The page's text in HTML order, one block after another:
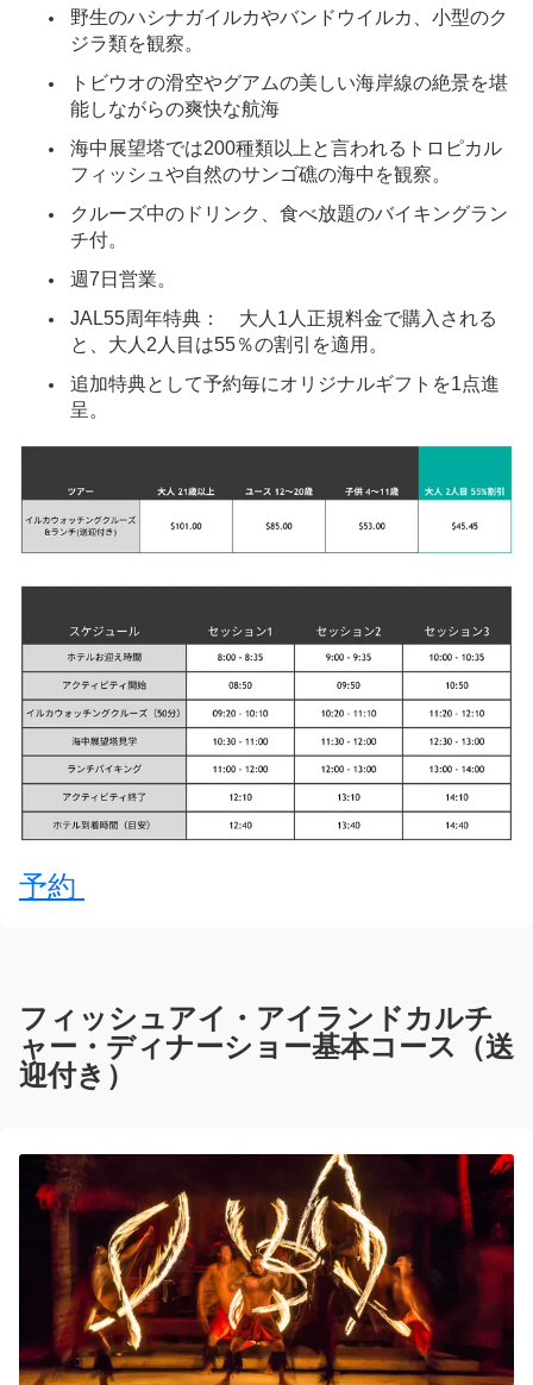
野生のハシナガイルカやバンドウイルカ、小型のク
ジラ類を観察。
トビウオの滑空やグアムの美しい海岸線の絶景を堪
能しながらの爽快な航海
海中展望塔では200種類以上と言われるトロピカル
フィッシュや自然のサンゴ礁の海中を観察。
クルーズ中のドリンク、食べ放題のバイキングラン
チ付。
週7日営業。
JAL55周年特典： 大人1人正規料金で購入される
と、大人2人目は55％の割引を適用。
追加特典として予約毎にオリジナルギフトを1点進
呈。
予約
フィッシュアイ・アイランドカルチ
ャー・ディナーショー基本コース（送
迎付き）